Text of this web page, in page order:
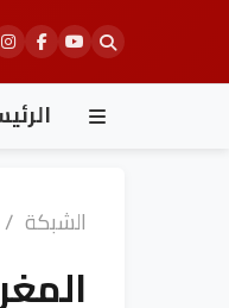
الشبكة /